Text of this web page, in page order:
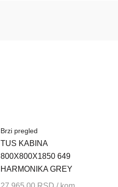
Brzi pregled
TUS KABINA
800X800X1850 649
HARMONIKA GREY